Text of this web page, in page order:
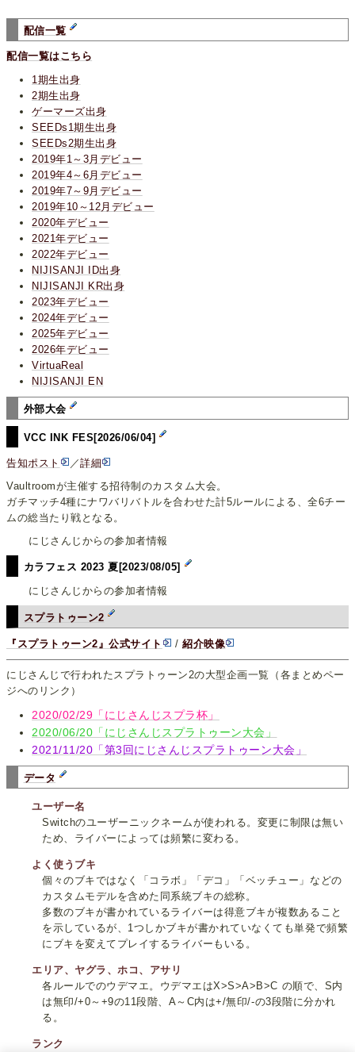
配信一覧
配信一覧はこちら
1期生出身
2期生出身
ゲーマーズ出身
SEEDs1期生出身
SEEDs2期生出身
2019年1～3月デビュー
2019年4～6月デビュー
2019年7～9月デビュー
2019年10～12月デビュー
2020年デビュー
2021年デビュー
2022年デビュー
NIJISANJI ID出身
NIJISANJI KR出身
2023年デビュー
2024年デビュー
2025年デビュー
2026年デビュー
VirtuaReal
NIJISANJI EN
外部大会
VCC INK FES[2026/06/04]
告知ポスト ／詳細
Vaultroomが主催する招待制のカスタム大会。
ガチマッチ4種にナワバリバトルを合わせた計5ルールによる、全6チー
ムの総当たり戦となる。
にじさんじからの参加者情報
カラフェス 2023 夏[2023/08/05]
にじさんじからの参加者情報
スプラトゥーン2
『スプラトゥーン2』公式サイト /紹介映像
にじさんじで行われたスプラトゥーン2の大型企画一覧（各まとめペー
ジへのリンク）
2020/02/29「にじさんじスプラ杯」
2020/06/20「にじさんじスプラトゥーン大会」
2021/11/20「第3回にじさんじスプラトゥーン大会」
データ
ユーザー名
Switchのユーザーニックネームが使われる。変更に制限は無い
ため、ライバーによっては頻繁に変わる。
よく使うブキ
個々のブキではなく「コラボ」「デコ」「ベッチュー」などの
カスタムモデルを含めた同系統ブキの総称。
多数のブキが書かれているライバーは得意ブキが複数あること
を示しているが、1つしかブキが書かれていなくても単発で頻繁
にブキを変えてプレイするライバーもいる。
エリア、ヤグラ、ホコ、アサリ
各ルールでのウデマエ。ウデマエはX>S>A>B>C の順で、S内
は無印/+0～+9の11段階、A～C内は+/無印/-の3段階に分かれ
る。
ランク